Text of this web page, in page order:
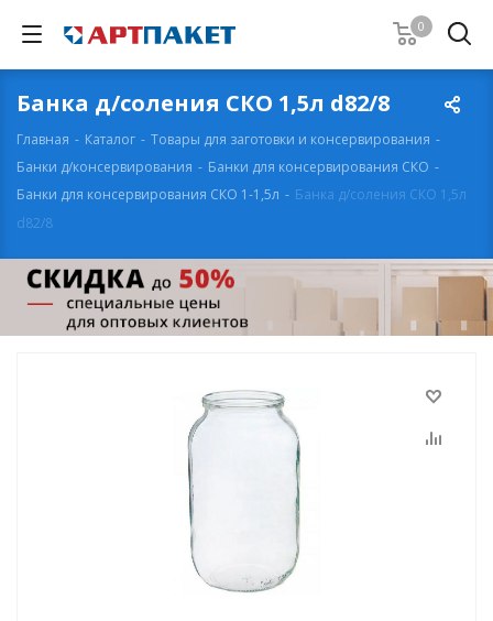
0
Банка д/соления СКО 1,5л d82/8
Главная - Каталог - Товары для заготовки и консервирования -
Банки д/консервирования - Банки для консервирования СКО -
Банки для консервирования СКО 1-1,5л - Банка д/соления СКО 1,5л
d82/8